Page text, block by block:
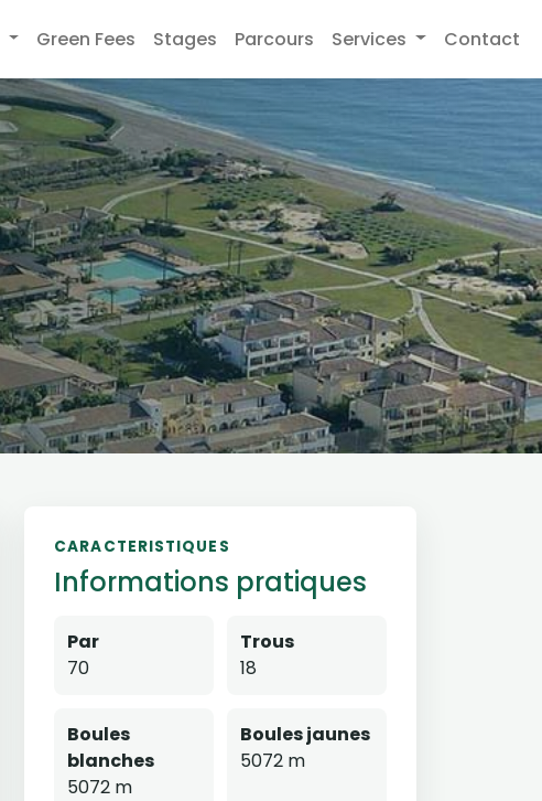
Green Fees Stages Parcours Services Contact
CARACTERISTIQUES
Informations pratiques
Par
70
Trous
18
Boules
blanches
5072 m
Boules jaunes
5072 m